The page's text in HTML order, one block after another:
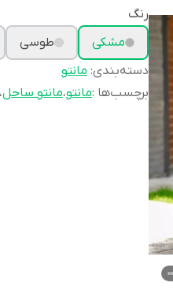
رنگ
مشکی
طوسی
دسته‌بندی: مانتو
برچسب‌ها :مانتو،مانتو ساحل،